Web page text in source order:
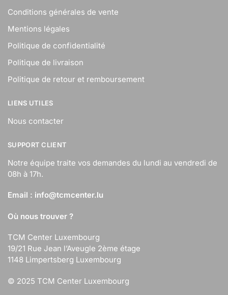
Conditions générales de vente
Mentions légales
Politique de confidentialité
Politique de livraison
Politique de retour et remboursement
LIENS UTILES
Nous contacter
SUPPORT CLIENT
Notre équipe traite vos demandes du lundi au vendredi de
08h à 17h.
Email : info@tcmcenter.lu
Où nous trouver ?
TCM Center Luxembourg
19/21 Rue Jean l’Aveugle 2ème étage
1148 Limpertsberg Luxembourg
© 2025 TCM Center Luxembourg